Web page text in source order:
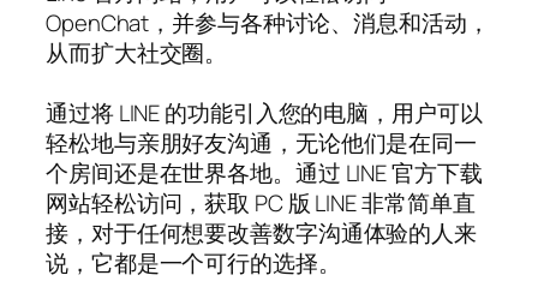
OpenChat，并参与各种讨论、消息和活动，
从而扩大社交圈。
通过将 LINE 的功能引入您的电脑，用户可以
轻松地与亲朋好友沟通，无论他们是在同一
个房间还是在世界各地。通过 LINE 官方下载
网站轻松访问，获取 PC 版 LINE 非常简单直
接，对于任何想要改善数字沟通体验的人来
说，它都是一个可行的选择。